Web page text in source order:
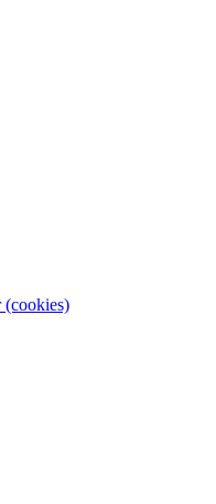
(cookies)